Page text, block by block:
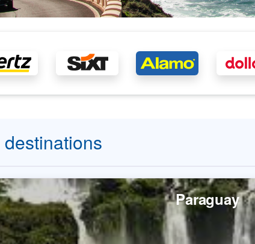
destinations
Paraguay